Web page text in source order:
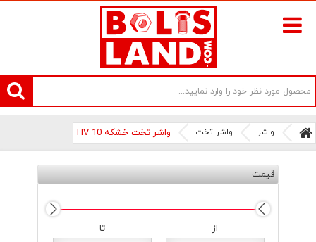
سامانه آنلاین فروش پیچ و مهره های صنعتی بولتز لند | سرزمین پیچ
واشر واشر تخت واشر تخت خشکه HV 10
قیمت
از
تا